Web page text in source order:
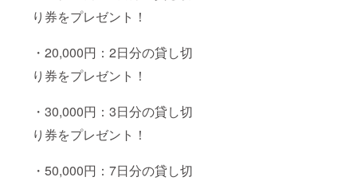
り券をプレゼント！
・20,000円：2日分の貸し切
り券をプレゼント！
・30,000円：3日分の貸し切
り券をプレゼント！
・50,000円：7日分の貸し切